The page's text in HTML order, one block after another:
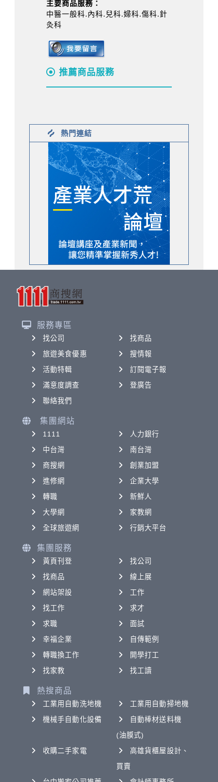
主要商品服務：
中醫一般科.內科.兒科.婦科.傷科.針
灸科
推薦商品服務
熱門連結
服務專區
找公司
找商品
旅遊美食優惠
搜情報
活動特輯
訂閱電子報
滿意度調查
登廣告
聯絡我們
集團網站
1111
人力銀行
中台灣
南台灣
商搜網
創業加盟
進修網
企業大學
轉職
新鮮人
大學網
家教網
全球旅遊網
行銷大平台
集團服務
黃頁刊登
找公司
找商品
線上展
網站架設
工作
找工作
求才
求職
面試
幸福企業
自傳範例
轉職換工作
開學打工
找家教
找工讀
熱搜商品
工業用自動洗地機
工業用自動掃地機
機械手自動化設備
自動棒材送料機
(油膜式)
收購二手家電
高雄貨櫃屋設計、
買賣